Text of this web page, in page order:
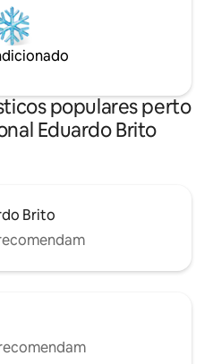
populares perto
Eduardo Brito
Brito